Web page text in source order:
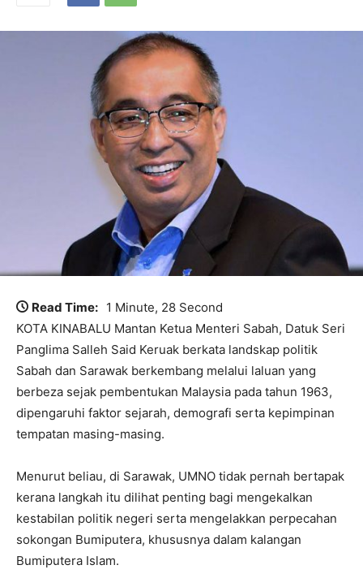
Read Time: 1 Minute, 28 Second
KOTA KINABALU Mantan Ketua Menteri Sabah, Datuk Seri
Panglima Salleh Said Keruak berkata landskap politik
Sabah dan Sarawak berkembang melalui laluan yang
berbeza sejak pembentukan Malaysia pada tahun 1963,
dipengaruhi faktor sejarah, demografi serta kepimpinan
tempatan masing-masing.
Menurut beliau, di Sarawak, UMNO tidak pernah bertapak
kerana langkah itu dilihat penting bagi mengekalkan
kestabilan politik negeri serta mengelakkan perpecahan
sokongan Bumiputera, khususnya dalam kalangan
Bumiputera Islam.